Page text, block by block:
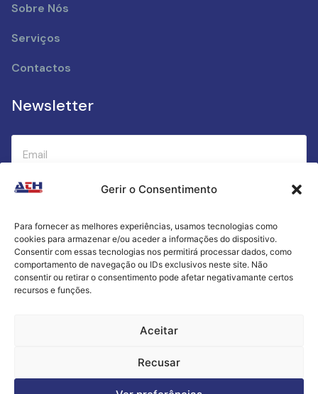
Gerir o Consentimento
Para fornecer as melhores experiências, usamos tecnologias como
cookies para armazenar e/ou aceder a informações do dispositivo.
Consentir com essas tecnologias nos permitirá processar dados, como
comportamento de navegação ou IDs exclusivos neste site. Não
consentir ou retirar o consentimento pode afetar negativamante certos
recursos e funções.
Aceitar
Recusar
Sobre Nós
Serviços
Contactos
Newsletter
Submeter
Criamos a cozinha perfeita para o seu sucesso
gastronómico!
Livro de Reclamações